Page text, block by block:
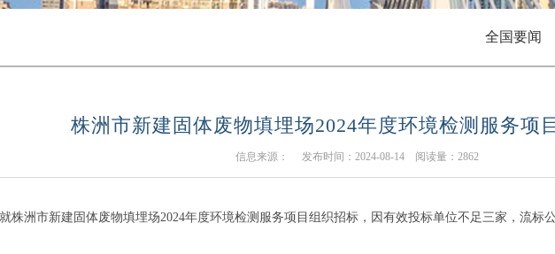
全国要闻
株洲市新建固体废物填埋场2024年度环境检测服务项
信息来源： 发布时间：2024-08-14 阅读量： 2862
株洲市新建固体废物填埋场2024年度环境检测服务项目组织招标，因有效投标单位不足三家，流标